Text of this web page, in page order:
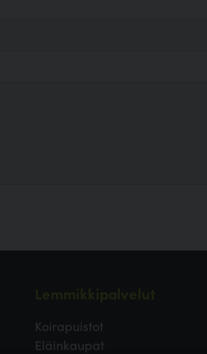
Koirapuistot
Eläinkaupat